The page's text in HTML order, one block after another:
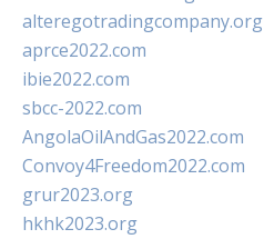
alteregotradingcompany.org
aprce2022.com
ibie2022.com
sbcc-2022.com
AngolaOilAndGas2022.com
Convoy4Freedom2022.com
grur2023.org
hkhk2023.org